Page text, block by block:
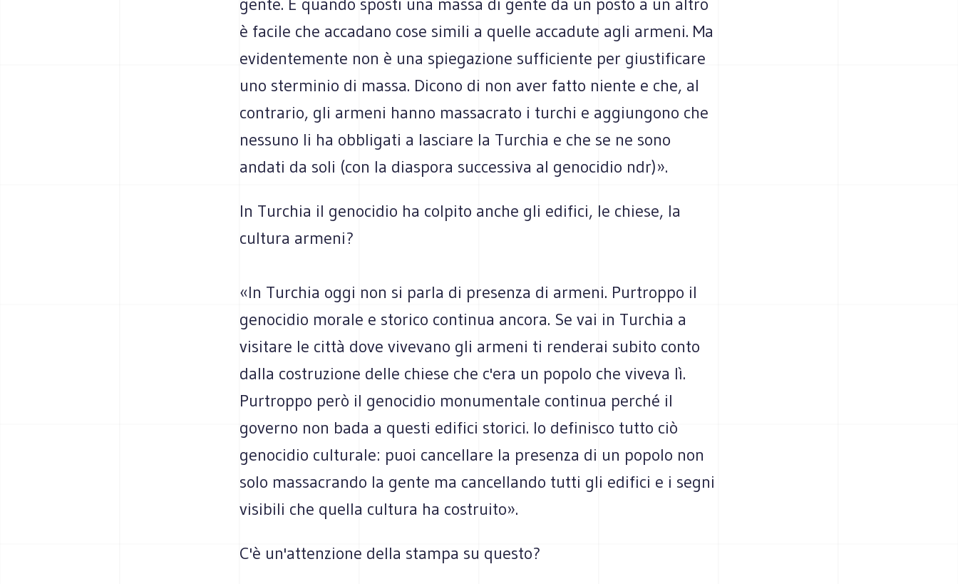
è facile che accadano cose simili a quelle accadute agli armeni. Ma
evidentemente non è una spiegazione sufficiente per giustificare
uno sterminio di massa. Dicono di non aver fatto niente e che, al
contrario, gli armeni hanno massacrato i turchi e aggiungono che
nessuno li ha obbligati a lasciare la Turchia e che se ne sono
andati da soli (con la diaspora successiva al genocidio ndr)».
In Turchia il genocidio ha colpito anche gli edifici, le chiese, la
cultura armeni?
«In Turchia oggi non si parla di presenza di armeni. Purtroppo il
genocidio morale e storico continua ancora. Se vai in Turchia a
visitare le città dove vivevano gli armeni ti renderai subito conto
dalla costruzione delle chiese che c'era un popolo che viveva lì.
Purtroppo però il genocidio monumentale continua perché il
governo non bada a questi edifici storici. Io definisco tutto ciò
genocidio culturale: puoi cancellare la presenza di un popolo non
solo massacrando la gente ma cancellando tutti gli edifici e i segni
visibili che quella cultura ha costruito».
C'è un'attenzione della stampa su questo?